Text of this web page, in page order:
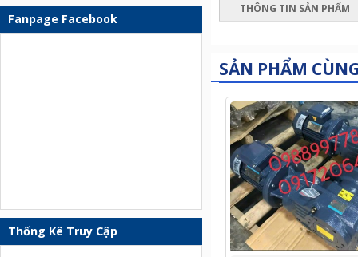
Fanpage Facebook
Thống Kê Truy Cập
THÔNG TIN SẢN PHẨM
SẢN PHẨM